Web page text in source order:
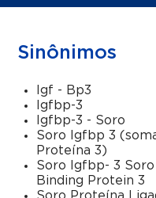
Sinônimos
Igf - Bp3
Igfbp-3
Igfbp-3 - Soro
Soro Igfbp 3
Proteína 3)
Soro Igfbp- 3
Binding Protein 3